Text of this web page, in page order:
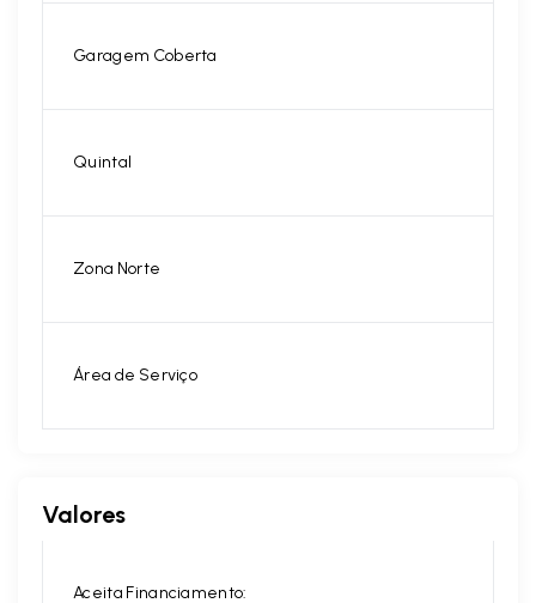
Garagem Coberta
Quintal
Zona Norte
Área de Serviço
Valores
Aceita Financiamento: